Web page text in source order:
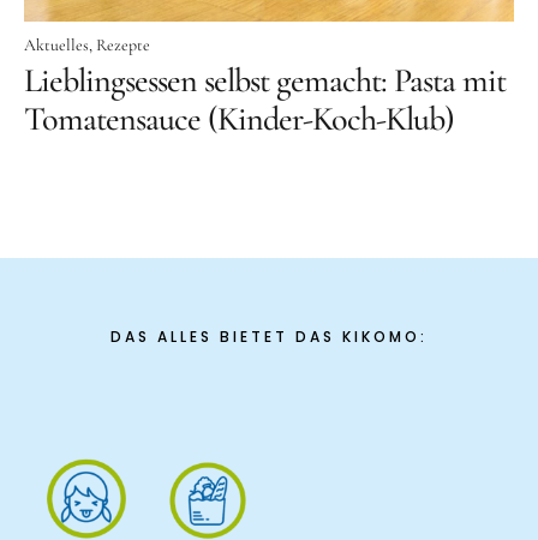
Aktuelles Rezepte
Lieblingsessen selbst gemacht: Pasta mit
Tomatensauce (Kinder-Koch-Klub)
DAS ALLES BIETET DAS KIKOMO: